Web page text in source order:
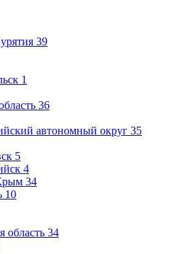
39
1
36
автономный округ 35
5
4
34
10
область 34